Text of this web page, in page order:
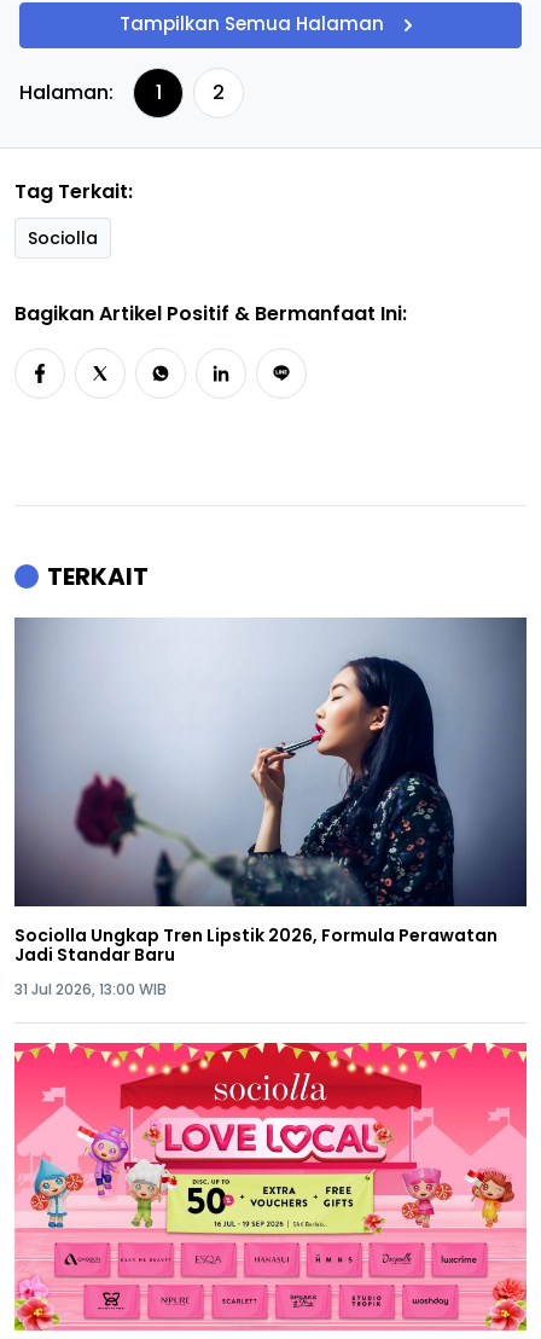
Tampilkan Semua Halaman
Halaman: 1 2
Tag Terkait:
Sociolla
Bagikan Artikel Positif & Bermanfaat Ini:
TERKAIT
Sociolla Ungkap Tren Lipstik 2026, Formula Perawatan
Jadi Standar Baru
31 Jul 2026, 13:00 WIB